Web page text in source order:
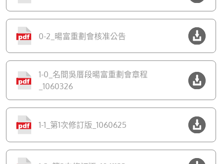
0-2_暘富重劃會核准公告
1-0_名間吳厝段暘富重劃會章程
_1060326
1-1_第1次修訂版_1060625